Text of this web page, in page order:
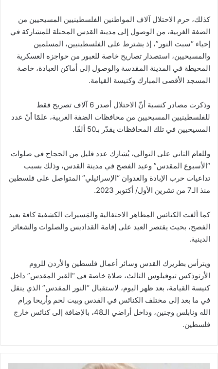
كذلك، حرم الاحتلال آلاف المواطنين الفلسطينيين المسيحيين من
الضفة الغربية، من الوصول إلى مدينة القدس المحتلة للمشاركة في
إحياء “سبت النور”، إذ يشترط على الفلسطينيين، المسلمين
والمسيحيين، استصدار تصاريح خاصة للعبور من حواجزه العسكرية
المحيطة في المدينة المقدسة والوصول إلى أماكن العبادة، خاصة
المسجد الأقصى المبارك وكنيسة القيامة.
وذكرت مصادر كنسية أنّ الاحتلال أصدر 6 آلاف تصريح فقط
للفلسطينيين المسيحيين من محافظات الضفة الغربية، علمًا أنّ عدد
المسيحيين في تلك المحافظات يقدّر بـ50 ألفًا.
وللعام الثاني على التوالي، يُشارك عدد قليل من الحجاج في صلوات
“الأسبوع المقدس” وعيد الفصح في مدينة القدس، وذلك بسبب
تداعيات حرب الإبادة والعدوان “الإسرائيلي” المتواصل على فلسطين
منذ الـ7 من تشرين الأول/ أكتوبر 2023.
كما ألغت الكنائس المظاهر الاحتفالية والمَسيرات الكشفية كافة بعيد
الفصح، بحيث يقتصر العيد على إقامة القداديس والصلوات والشعائر
الدينية.
ويترأس بطريرك القدس وسائر أعمال فلسطين والأردن للروم
الأرثوذكس ثيوفيلوس الثالث، صلاة خاصة في “القبر المقدس” داخل
كنيسة القيامة، بعد ظهر اليوم، لاستقبال “النور المقدس” الذي ينقل
في ما بعد إلى مختلف الكنائس في القدس وبيت لحم وأريحا ورام
الله ونابلس وجنين، وداخل أراضي الـ48، بالإضافة إلى كنائس خارج
فلسطين.